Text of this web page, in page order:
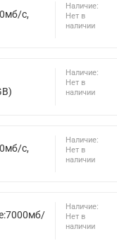
с,
Наличие:
Нет в
наличии
Наличие:
Нет в
наличии
с,
Наличие:
Нет в
наличии
Наличие:
Нет в
наличии